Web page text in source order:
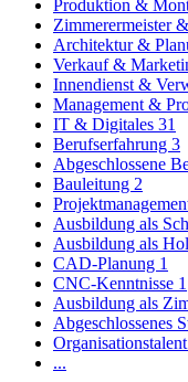
Produktion &
Zimmerermeister
Architektur &
Verkauf &
Innendienst &
Management &
IT & Digitales 31
Berufserfahrung 3
Abgeschlossene
Bauleitung 2
Ausbildung als
Ausbildung als
CAD-Planung 1
CNC-Kenntnisse 1
Ausbildung als
Abgeschlossenes
Organisationstalent
...